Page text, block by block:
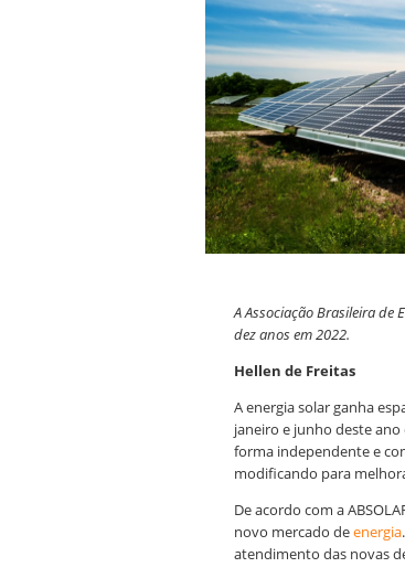
A Associação Brasileira de
dez anos em 2022.
Hellen de Freitas
A energia solar ganha
janeiro e junho deste
forma independente e
modificando para
De acordo com a
novo mercado deenergia
atendimento das novas